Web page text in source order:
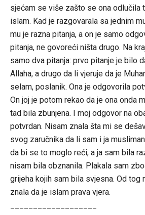
sjećam se više zašto se ona odlučila
islam. Kad je razgovarala sa jednim
mu je razna pitanja, a on je samo
pitanja, ne govoreći ništa drugo. Na
samo dva pitanja: prvo pitanje je bilo
Allaha, a drugo da li vjeruje da je
selam, poslanik. Ona je odgovorila
On joj je potom rekao da je ona onda
tad bila zbunjena. I moj odgovor na
potvrdan. Nisam znala šta mi se
svog zaručnika da li sam i ja
da bi se to moglo reći, a ja sam bila
nisam bila obznanila. Plakala sam
grijeha kojih sam bila svjesna. Od tog
znala da je islam prava vjera.